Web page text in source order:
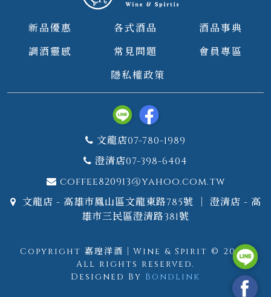
新品優惠 各式酒品
酒品事典
調酒靈感
常見問題
會員專區
隱私權政策
文龍店07-780-1989
澄清店07-398-6404
coffee820913@yahoo.com.tw
文龍店 - 高雄市鳳山區文龍東路785號 ｜ 澄清店 - 高
雄市三民區澄清路381號
Copyright 嘉瑝洋酒｜Wine & Spirit © 2026.
All rights reserved.
Designed By Bondlink